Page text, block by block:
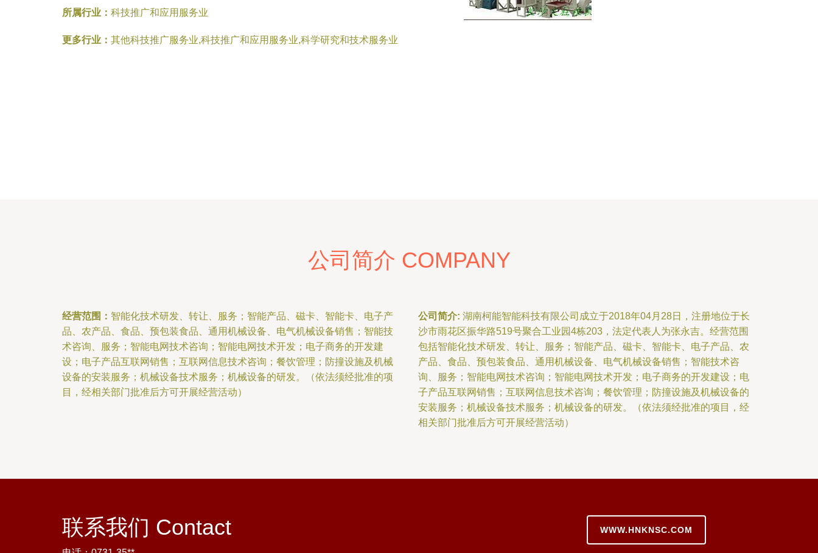
所属行业： 科技推广和应用服务业
更多行业： 其他科技推广服务业,科技推广和应用服务业,科学研究和技术服务业
公司简介 COMPANY
经营范围： 智能化技术研发、转让、服务；智能产品、磁卡、智能卡、电子产
品、农产品、食品、预包装食品、通用机械设备、电气机械设备销售；智能技
术咨询、服务；智能电网技术咨询；智能电网技术开发；电子商务的开发建
设；电子产品互联网销售；互联网信息技术咨询；餐饮管理；防撞设施及机械
设备的安装服务；机械设备技术服务；机械设备的研发。（依法须经批准的项
目，经相关部门批准后方可开展经营活动）
公司简介: 湖南柯能智能科技有限公司成立于2018年04月28日，注册地位于长
沙市雨花区振华路519号聚合工业园4栋203，法定代表人为张永吉。经营范围
包括智能化技术研发、转让、服务；智能产品、磁卡、智能卡、电子产品、农
产品、食品、预包装食品、通用机械设备、电气机械设备销售；智能技术咨
询、服务；智能电网技术咨询；智能电网技术开发；电子商务的开发建设；电
子产品互联网销售；互联网信息技术咨询；餐饮管理；防撞设施及机械设备的
安装服务；机械设备技术服务；机械设备的研发。（依法须经批准的项目，经
相关部门批准后方可开展经营活动）
联系我们 Contact WWW.HNKNSC.COM